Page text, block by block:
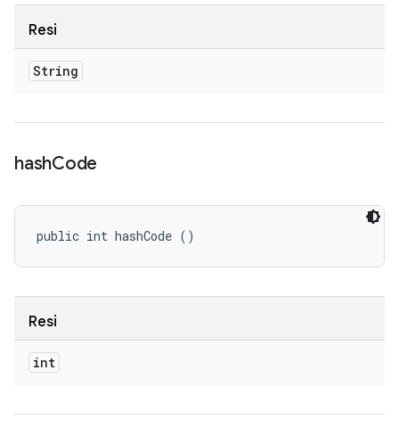
Resi
String
hashCode
public int hashCode ()
Resi
int